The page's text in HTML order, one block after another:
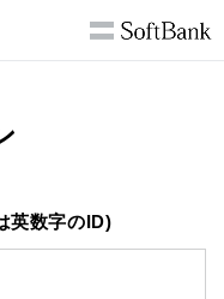
英数字のID)